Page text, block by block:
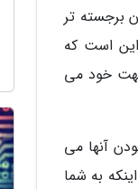
برجسته تر
است که
جهت خود می
آنها می
به شما